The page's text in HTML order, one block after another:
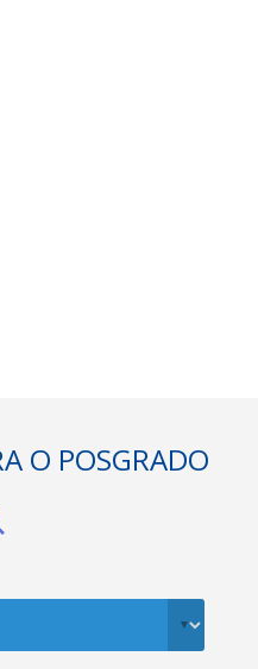
O POSGRADO